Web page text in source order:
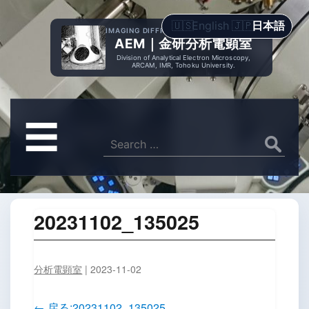
English 日本語
IMAGING DIFFRACTION SPECTROMETRY
AEM｜金研分析電顕室
Division of Analytical Electron Microscopy,
ARCAM, IMR, Tohoku University.
☰
ー
Search
for:
20231102_135025
分析電顕室 |2023-11-02